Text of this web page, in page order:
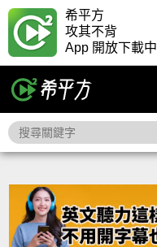
希平方
攻其不背
App 開放下載中